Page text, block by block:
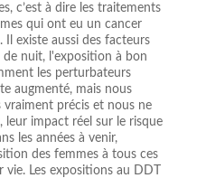
c’est à dire les traitements
qui ont eu un cancer
Il existe aussi des facteurs
de nuit, l'exposition à bon
les perturbateurs
augmenté, mais nous
vraiment précis et nous ne
leur impact réel sur le risque
les années à venir,
des femmes à tous ces
Les expositions au DDT